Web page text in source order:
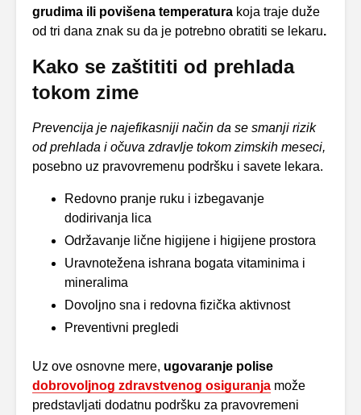
grudima ili povišena temperatura koja traje duže
od tri dana znak su da je potrebno obratiti se lekaru.
Kako se zaštititi od prehlada
tokom zime
Prevencija je najefikasniji način da se smanji rizik
od prehlada i očuva zdravlje tokom zimskih meseci,
posebno uz pravovremenu podršku i savete lekara.
Redovno pranje ruku i izbegavanje
dodirivanja lica
Održavanje lične higijene i higijene prostora
Uravnotežena ishrana bogata vitaminima i
mineralima
Dovoljno sna i redovna fizička aktivnost
Preventivni pregledi
Uz ove osnovne mere, ugovaranje polise
dobrovoljnog zdravstvenog osiguranja može
predstavljati dodatnu podršku za pravovremeni